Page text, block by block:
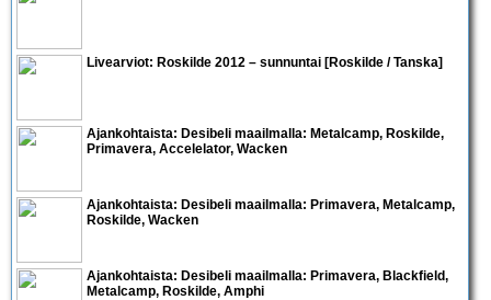
Livearviot: Roskilde 2012 – sunnuntai [Roskilde / Tanska]
Ajankohtaista: Desibeli maailmalla: Metalcamp, Roskilde,
Primavera, Accelelator, Wacken
Ajankohtaista: Desibeli maailmalla: Primavera, Metalcamp,
Roskilde, Wacken
Ajankohtaista: Desibeli maailmalla: Primavera, Blackfield,
Metalcamp, Roskilde, Amphi